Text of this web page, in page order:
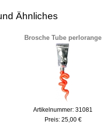
Ähnliches
Brosche Tube perlorange
Artikelnummer: 31081
Preis: 25,00 €